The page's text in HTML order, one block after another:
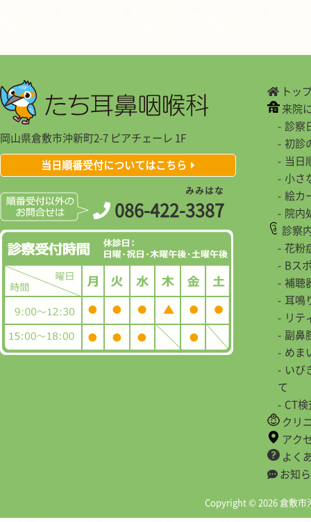
岡山県倉敷市沖新町2-7 ピアチェーレ 1F
当日順番受付についてはこちら
086-422-3
み
3
み
8
は
7
な
トッ
来院
診察
初診
当日
小さ
絵カ
院内
診察
花粉
Bス
補聴
耳鳴
リテ
副鼻
めま
いび
て
CT
クリ
アク
よく
お知
Copyright © 2026 倉敷市